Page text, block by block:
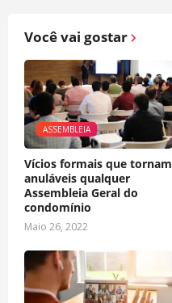
Você vai gostar
ASSEMBLEIA
Vícios formais que tornam
anuláveis qualquer
Assembleia Geral do
condomínio
Maio 26, 2022